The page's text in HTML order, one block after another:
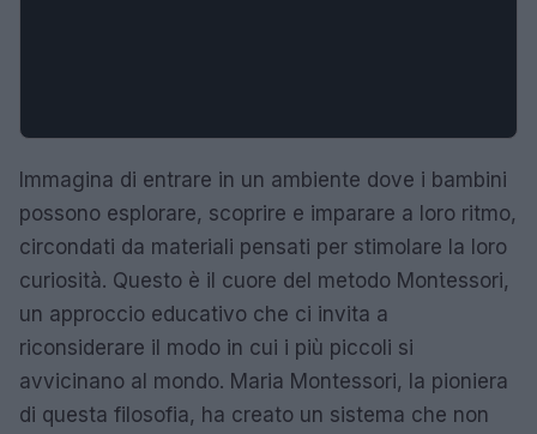
Immagina di entrare in un ambiente dove i bambini
possono esplorare, scoprire e imparare a loro ritmo,
circondati da materiali pensati per stimolare la loro
curiosità. Questo è il cuore del metodo Montessori,
un approccio educativo che ci invita a
riconsiderare il modo in cui i più piccoli si
avvicinano al mondo. Maria Montessori, la pioniera
di questa filosofia, ha creato un sistema che non